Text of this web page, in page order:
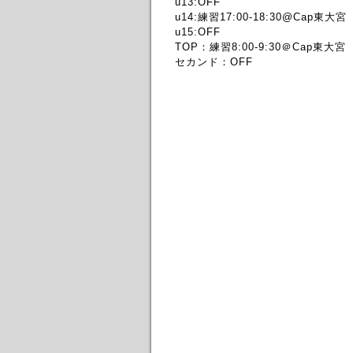
u14:練習17:00-18:30@Cap東大宮
u15:OFF
TOP：練習8:00-9:30＠Cap東大宮
セカンド：OFF